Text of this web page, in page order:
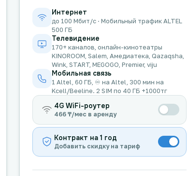
Интернет
до 100 Мбит/с · Мобильный трафик ALTEL
500 ГБ
Телевидение
170+ каналов, онлайн-кинотеатры
KINOROOM, Salem, Амедиатека, Qazaqsha,
Wink, START, MEGOGO, Premier, viju
Мобильная связь
1 Altel, 60 ГБ, ♾️ на Altel, 300 мин на
Kcell/Beeline. 2 SIM по 40 ГБ +1000тг
4G WiFi-роутер
466 ₸/мес в аренду
Контракт на 1 год
Добавить скидку на тариф